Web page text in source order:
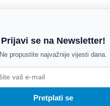
Prijavi se na Newsletter!
Ne propustite najvažnije vijesti dana.
Pretplati se